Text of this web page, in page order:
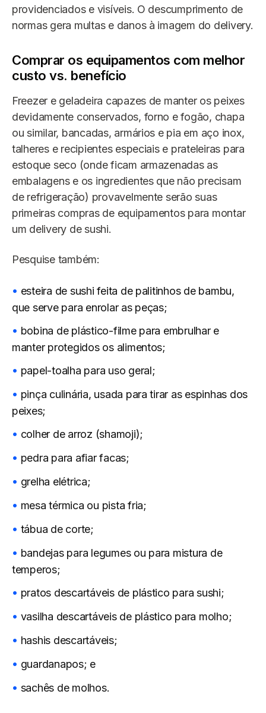
providenciados e visíveis. O descumprimento de
normas gera multas e danos à imagem do delivery.
Comprar os equipamentos com melhor
custo vs. benefício
Freezer e geladeira capazes de manter os peixes
devidamente conservados, forno e fogão, chapa
ou similar, bancadas, armários e pia em aço inox,
talheres e recipientes especiais e prateleiras para
estoque seco (onde ficam armazenadas as
embalagens e os ingredientes que não precisam
de refrigeração) provavelmente serão suas
primeiras compras de equipamentos para montar
um delivery de sushi.
Pesquise também:
esteira de sushi feita de palitinhos de bambu,
que serve para enrolar as peças;
bobina de plástico-filme para embrulhar e
manter protegidos os alimentos;
papel-toalha para uso geral;
pinça culinária, usada para tirar as espinhas dos
peixes;
colher de arroz (shamoji);
pedra para afiar facas;
grelha elétrica;
mesa térmica ou pista fria;
tábua de corte;
bandejas para legumes ou para mistura de
temperos;
pratos descartáveis de plástico para sushi;
vasilha descartáveis de plástico para molho;
hashis descartáveis;
guardanapos; e
sachês de molhos.